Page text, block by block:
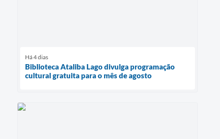
Há 4 dias
Biblioteca Ataliba Lago divulga programação
cultural gratuita para o mês de agosto